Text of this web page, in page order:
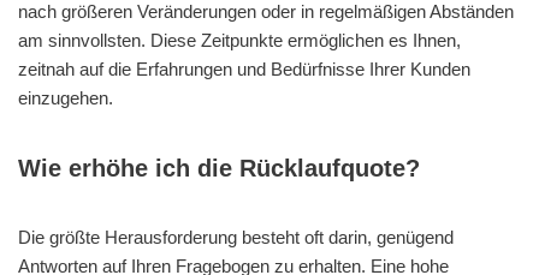
nach größeren Veränderungen oder in regelmäßigen Abständen
am sinnvollsten. Diese Zeitpunkte ermöglichen es Ihnen,
zeitnah auf die Erfahrungen und Bedürfnisse Ihrer Kunden
einzugehen.
Wie erhöhe ich die Rücklaufquote?
Die größte Herausforderung besteht oft darin, genügend
Antworten auf Ihren Fragebogen zu erhalten. Eine hohe